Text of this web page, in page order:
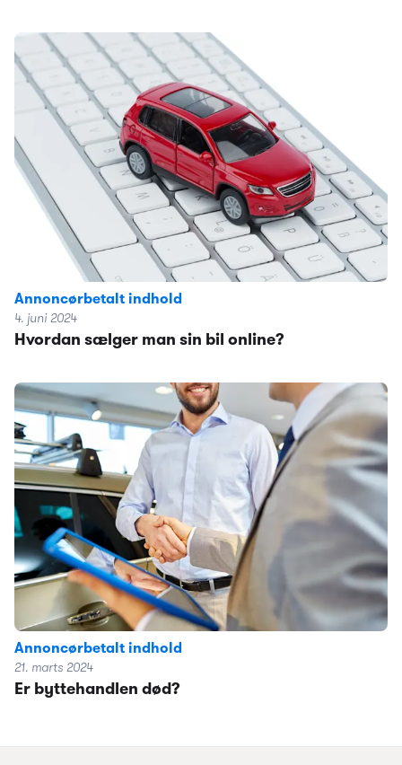
Annoncørbetalt indhold
4. juni 2024
Hvordan sælger man sin bil online?
Annoncørbetalt indhold
21. marts 2024
Er byttehandlen død?